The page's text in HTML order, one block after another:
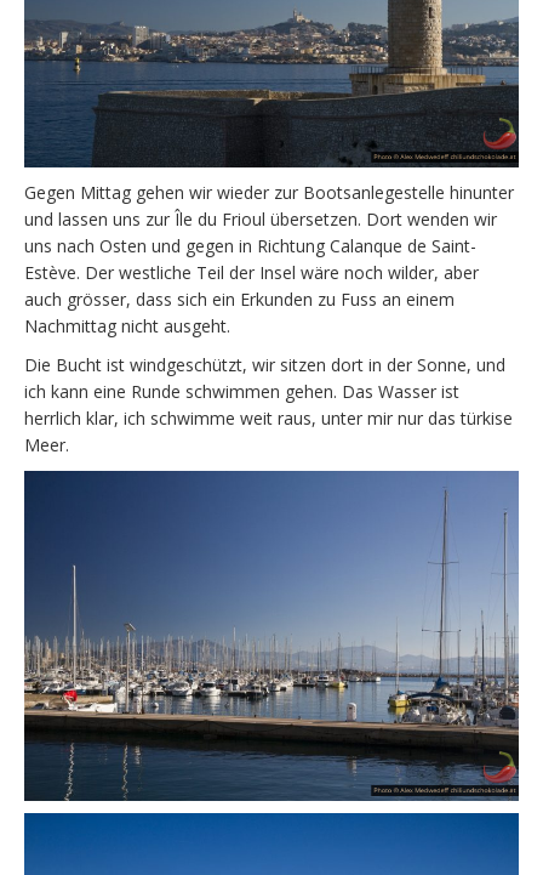
Gegen Mittag gehen wir wieder zur Bootsanlegestelle hinunter
und lassen uns zur Île du Frioul übersetzen. Dort wenden wir
uns nach Osten und gegen in Richtung Calanque de Saint-
Estève. Der westliche Teil der Insel wäre noch wilder, aber
auch grösser, dass sich ein Erkunden zu Fuss an einem
Nachmittag nicht ausgeht.
Die Bucht ist windgeschützt, wir sitzen dort in der Sonne, und
ich kann eine Runde schwimmen gehen. Das Wasser ist
herrlich klar, ich schwimme weit raus, unter mir nur das türkise
Meer.